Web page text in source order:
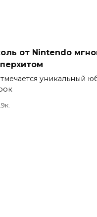
от Nintendo
уникальный